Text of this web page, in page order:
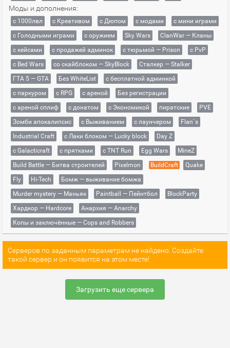
Моды и дополнения:
с 1000лвл c Креативом с Дюпом с модами
с мини играми
с Голодными играми
с оружием Sky Wars
ClanWar — Кланы
с кейсами
с продажей админок с тюрьмой — Prison
с PvP
с Bed Wars
со скайблоком — SkyBlock
Сталкер — Stalker
ГТА 5 — GTA
Без WhiteList
с бесплатной админкой
с паркуром
с RPG с ареной
Без регистрации
с ареной сплиф
с донатом с Экономикой пиратские
PVE
Зомби апокалипсис
с Выживанием с лаунчером
Flan`s
Industrial Craft
с Лаки блоком — Lucky block
Day Z
с Galacticraft
с прятками с TNT Run Egg Wars
MineZ
Build Battle — Битва строителей
Pixelmon BuildCraft
Quake
Fly
Hi-Tech
Бомж — выживание бомжа
Murder mystery — Маньяк
Paintball — Пейнтбол
BlockParty
Хардкор — Hardcore
Анархия — Anarchy
Копы и заключённые — Cops and Robbers
Серверов по заданным параметрам не найдено. Создайте
такой сервер и он появится на этом месте!
Загрузить еще сервера